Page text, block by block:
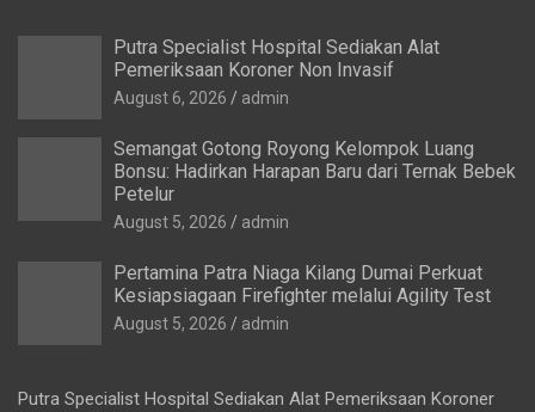
Putra Specialist Hospital Sediakan Alat
Pemeriksaan Koroner Non Invasif
August 6, 2026 admin
Semangat Gotong Royong Kelompok Luang
Bonsu: Hadirkan Harapan Baru dari Ternak Bebek
Petelur
August 5, 2026 admin
Pertamina Patra Niaga Kilang Dumai Perkuat
Kesiapsiagaan Firefighter melalui Agility Test
August 5, 2026 admin
Putra Specialist Hospital Sediakan Alat Pemeriksaan Koroner